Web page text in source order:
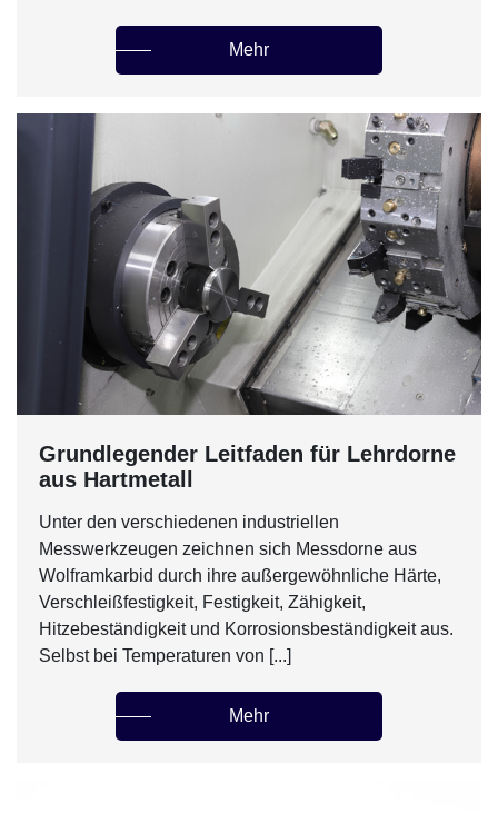
Mehr
Grundlegender Leitfaden für Lehrdorne
aus Hartmetall
Unter den verschiedenen industriellen
Messwerkzeugen zeichnen sich Messdorne aus
Wolframkarbid durch ihre außergewöhnliche Härte,
Verschleißfestigkeit, Festigkeit, Zähigkeit,
Hitzebeständigkeit und Korrosionsbeständigkeit aus.
Selbst bei Temperaturen von [...]
Mehr